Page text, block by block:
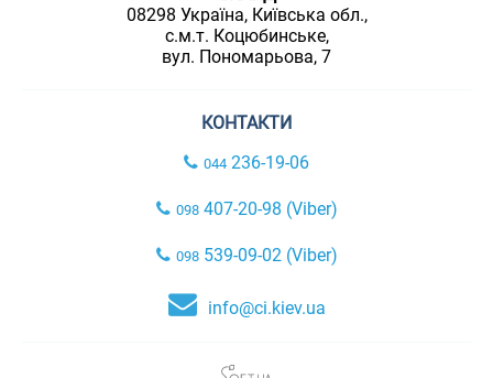
08298 Україна, Київська обл.,
с.м.т. Коцюбинське,
вул. Пономарьова, 7
КОНТАКТИ
044 236-19-06
098407-20-98 (Viber)
098539-09-02 (Viber)
info@ci.kiev.ua